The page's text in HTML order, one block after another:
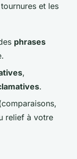
et les
phrases
,
.
relief à votre